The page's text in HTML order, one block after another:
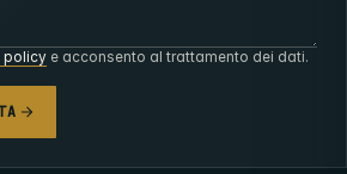
policye acconsento al trattamento dei dati.